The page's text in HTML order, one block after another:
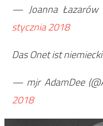
— Joanna Łazarów
stycznia 2018
Das Onet ist niemiecki.
— mjr AdamDee
2018